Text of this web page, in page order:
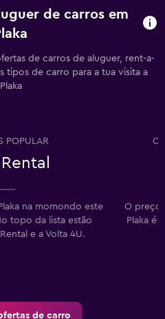
de carros em
de carros de aluguer, rent-a-
tipos de carro para a tua visita a
Plaka
POPULAR
na momondo este
topo da lista estão
e a Volta 4U.
O preço
Plaka é
de carro